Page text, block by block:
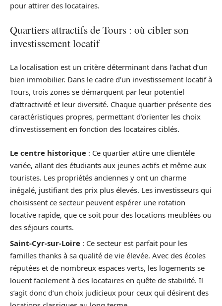
pour attirer des locataires.
Quartiers attractifs de Tours : où cibler son
investissement locatif
La localisation est un critère déterminant dans l’achat d’un
bien immobilier. Dans le cadre d’un investissement locatif à
Tours, trois zones se démarquent par leur potentiel
d’attractivité et leur diversité. Chaque quartier présente des
caractéristiques propres, permettant d’orienter les choix
d’investissement en fonction des locataires ciblés.
Le centre historique : Ce quartier attire une clientèle
variée, allant des étudiants aux jeunes actifs et même aux
touristes. Les propriétés anciennes y ont un charme
inégalé, justifiant des prix plus élevés. Les investisseurs qui
choisissent ce secteur peuvent espérer une rotation
locative rapide, que ce soit pour des locations meublées ou
des séjours courts.
Saint-Cyr-sur-Loire : Ce secteur est parfait pour les
familles thanks à sa qualité de vie élevée. Avec des écoles
réputées et de nombreux espaces verts, les logements se
louent facilement à des locataires en quête de stabilité. Il
s’agit donc d’un choix judicieux pour ceux qui désirent des